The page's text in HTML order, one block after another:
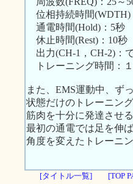
位相持続時間(WDTH)
通電時間(Hold)：5秒
休止時間(Rest)：10秒
出力(CH-1，CH-2)：
トレーニング時間：
また、EMS運動中、ず
状態だけのトレーニン
筋肉を十分に発達させ
最初の通電では足を伸
角度を変えたトレーニ
[タイトル一覧]
[TOP